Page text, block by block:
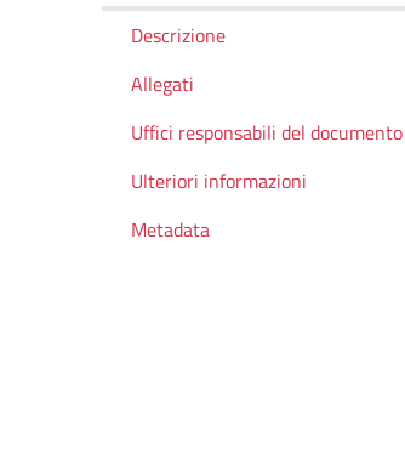
Indice della
Descrizione
Allegati
Uffici responsabili del documento
Ulteriori informazioni
Metadata